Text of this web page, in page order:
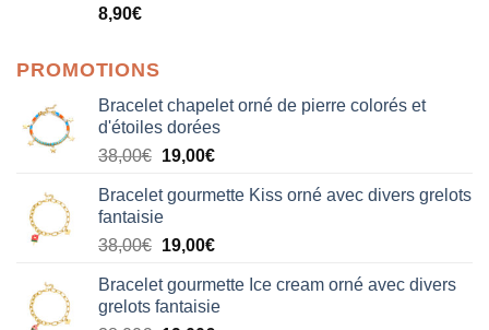
Note5.00
sur 5
8,90€
PROMOTIONS
Bracelet chapelet orné de pierre colorés et
d'étoiles dorées
38,00€ Le
initial
était :
38,00€.
19,00€Le
actuel
19,00€.
Bracelet gourmette Kiss orné avec divers grelots
fantaisie
38,00€ Le
initial
était :
19,00€Le
actuel
est :
Bracelet gourmette Ice cream orné avec divers
grelots fantaisie